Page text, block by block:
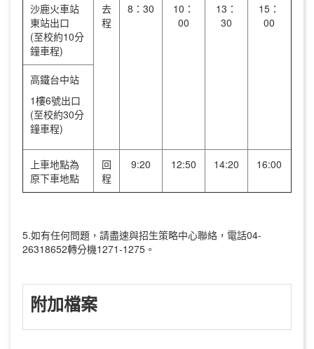
沙鹿火車站
東站出口
(至校約10分
鐘車程)
去
程
8：30
10：
00
13：
30
15：
00
高鐵台中站
1樓6號出口
(至校約30分
鐘車程)
上車地點為
原下車地點
回
程
9:20 12:50 14:20 16:00
5.如有任何問題，請盡速與招生策略中心聯絡，電話04-
26318652轉分機1271-1275。
附加檔案